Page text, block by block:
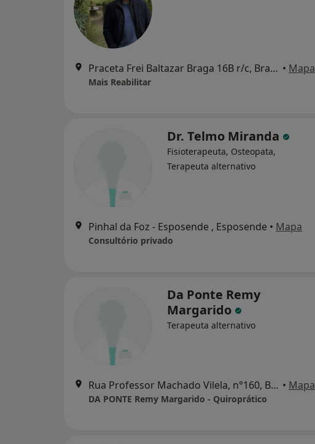
Praceta Frei Baltazar Braga 16B r/c, Braga • Mapa
Mais Reabilitar
Dr. Telmo Miranda
Fisioterapeuta, Osteopata,
Terapeuta alternativo
Pinhal da Foz - Esposende , Esposende • Mapa
Consultório privado
Da Ponte Remy
Margarido
Terapeuta alternativo
Rua Professor Machado Vilela, n°160, Braga • Mapa
DA PONTE Remy Margarido - Quiroprático